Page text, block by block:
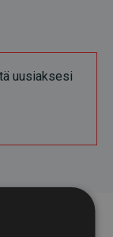
uusiaksesi